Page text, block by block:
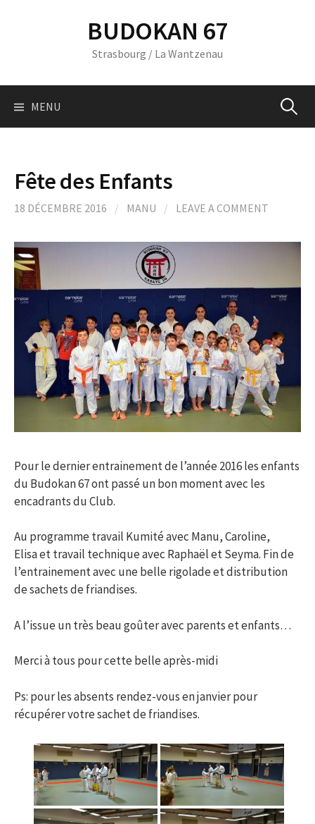
BUDOKAN 67
Strasbourg / La Wantzenau
MENU
Fête des Enfants
18 DÉCEMBRE 2016 / MANU / LEAVE A COMMENT
Pour le dernier entrainement de l’année 2016 les enfants
du Budokan 67 ont passé un bon moment avec les
encadrants du Club.
Au programme travail Kumité avec Manu, Caroline,
Elisa et travail technique avec Raphaël et Seyma. Fin de
l’entrainement avec une belle rigolade et distribution
de sachets de friandises.
A l’issue un très beau goûter avec parents et enfants…
Merci à tous pour cette belle après-midi
Ps: pour les absents rendez-vous en janvier pour
récupérer votre sachet de friandises.